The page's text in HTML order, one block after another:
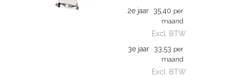
2e jaar
35,40 per
maand
Excl. BTW
3e jaar
33,53 per
maand
Excl. BTW